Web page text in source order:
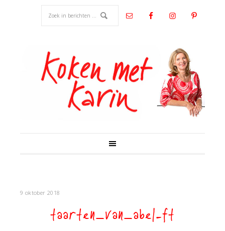
9 oktober 2018
taarten_van_abel-ft